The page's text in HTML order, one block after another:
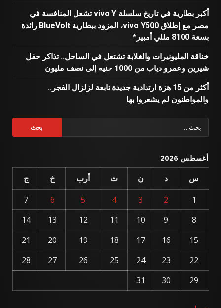
أكبر بطارية في تاريخ سلسلة vivo Y تشعل المنافسة في
مصر مع إطلاق vivo Y500، المزود ببطارية BlueVolt رائدة
بسعة 8100 مللي أمبير*
خناقة المليونيرات والغلابة تشتعل في الساحل.. تذاكر حفل
شيرين وعمرو دياب من 1000 جنيه إلى نصف مليون
أكثر من 15 هزة ارتدادية جديدة تابعة لزلزال الفجر..
والمواطنون لم يشعروا بها
عن:
أغسطس 2026
س د ن ث أرب خ
ج
1
2
3
4
5
6
7
8
9
10
11
12
13
14
15
16
17
18
19
20
21
22
23
24
25
26
27
28
29
30
31